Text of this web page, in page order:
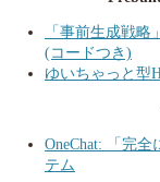
「事前生成戦
(コードつき)
ゆいちゃっと型
OneChat: 「完
テム